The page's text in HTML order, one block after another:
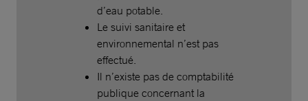
d’eau potable.
Le suivi sanitaire et
environnemental n’est pas
effectué.
Il n’existe pas de comptabilité
publique concernant la